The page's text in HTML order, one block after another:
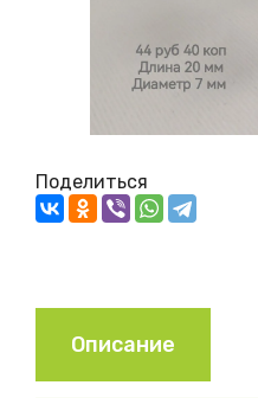
Поделиться
Описание